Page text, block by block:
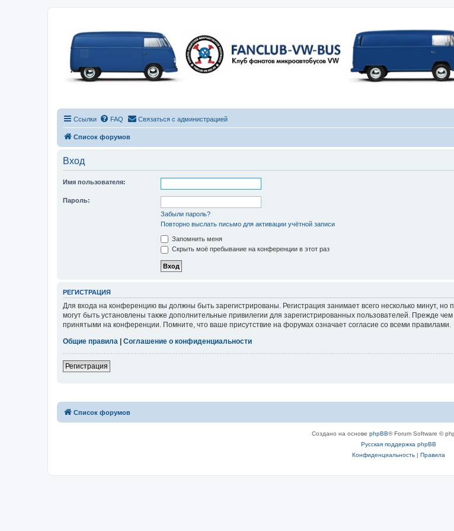
Ссылки FAQ Связаться с администрацией
Список форумов
Вход
Имя пользователя:
Пароль:
Забыли пароль?
Повторно выслать письмо для активации учётной записи
Запомнить меня
Скрыть моё пребывание на конференции в этот раз
РЕГИСТРАЦИЯ
Для входа на конференцию вы должны быть зарегистрированы. Регистрация занимает всего несколько минут,
могут быть установлены также дополнительные привилегии для зарегистрированных пользователей. Прежде
принятыми на конференции. Помните, что ваше присутствие на форумах означает согласие со всеми правилами.
Общие правила
Соглашение о конфиденциальности
Регистрация
Список форумов
Создано на основе phpBB® Forum Software ©
Русская поддержка phpBB
Конфиденциальность| Правила